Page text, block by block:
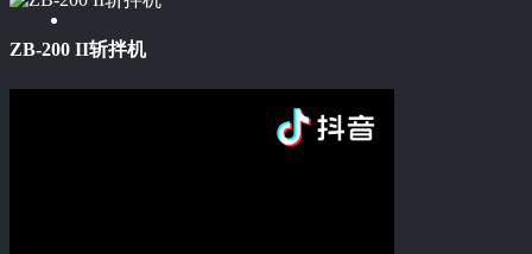
ZB-200 II斩拌机